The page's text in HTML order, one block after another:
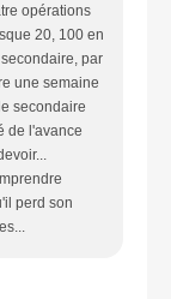
opérations
20, 100 en
par
une semaine
secondaire
de l'avance
perd son